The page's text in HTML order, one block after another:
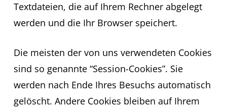
Textdateien, die auf Ihrem Rechner abgelegt
werden und die Ihr Browser speichert.
Die meisten der von uns verwendeten Cookies
sind so genannte “Session-Cookies”. Sie
werden nach Ende Ihres Besuchs automatisch
gelöscht. Andere Cookies bleiben auf Ihrem